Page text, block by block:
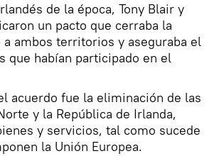
de la época, Tony Blair y
un pacto que cerraba la
ambos territorios y aseguraba el
que habían participado en el
acuerdo fue la eliminación de las
y la República de Irlanda,
y servicios, tal como sucede
la Unión Europea.